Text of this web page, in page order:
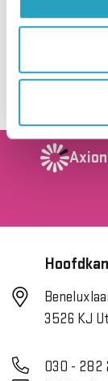
gewoon heel
3526 KJ
030 - 282